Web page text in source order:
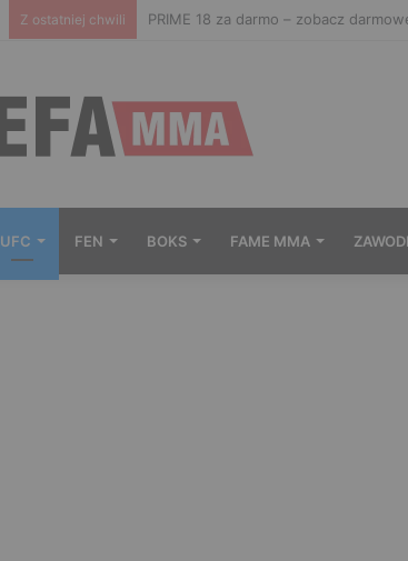
Z ostatniej chwili Gdzie oglądać Prime MMA 18?
UFC FEN BOKS FAME MMA